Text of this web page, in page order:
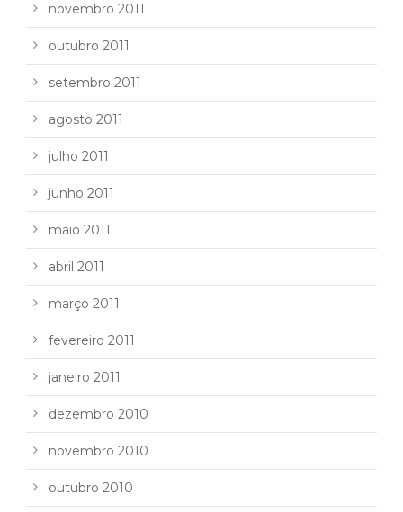
novembro 2011
outubro 2011
setembro 2011
agosto 2011
julho 2011
junho 2011
maio 2011
abril 2011
março 2011
fevereiro 2011
janeiro 2011
dezembro 2010
novembro 2010
outubro 2010